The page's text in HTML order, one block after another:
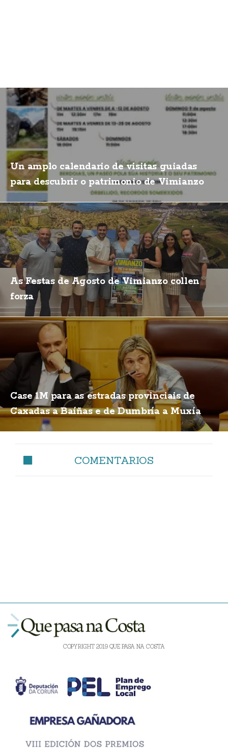
Un amplo calendario de visitas guiadas
para descubrir o patrimonio de Vimianzo
As Festas de Agosto de Vimianzo collen
forza
Case 1M para as estradas provinciais de
Caxadas a Baíñas e de Dumbría a Muxía
COMENTARIOS
COPYRIGHT 2019 QUE PASA NA COSTA